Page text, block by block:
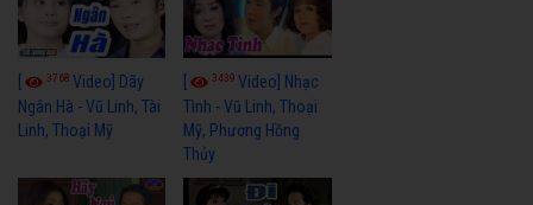
3768 Video] Dãy
Ngân Hà - Vũ Linh, Tài
Linh, Thoại Mỹ
3439Video] Nhạc
Tình - Vũ Linh, Thoại
Mỹ, Phương Hồng
Thủy